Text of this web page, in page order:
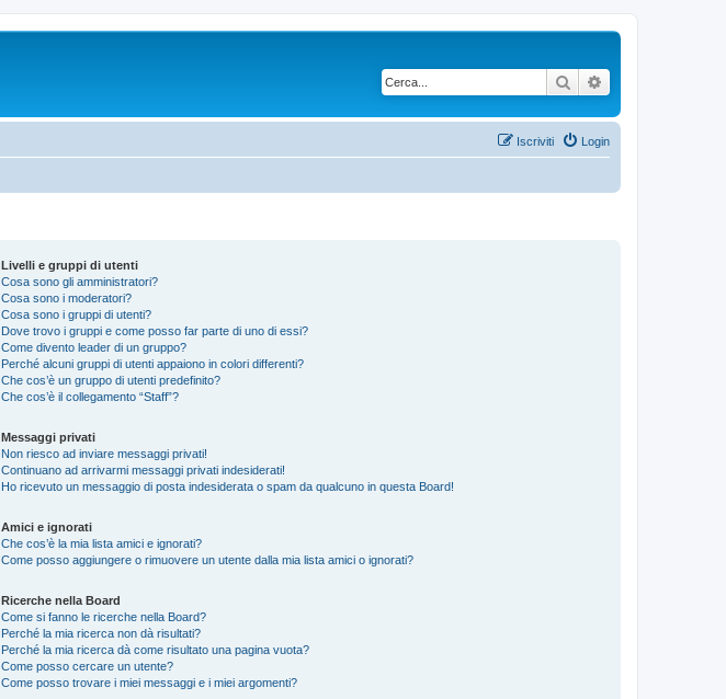
Cerca
Login
Iscriviti
Livelli e gruppi di utenti
Cosa sono gli amministratori?
Cosa sono i moderatori?
Cosa sono i gruppi di utenti?
Dove trovo i gruppi e come posso far parte di uno di essi?
Come divento leader di un gruppo?
Perché alcuni gruppi di utenti appaiono in colori differenti?
Che cos’è un gruppo di utenti predefinito?
Che cos’è il collegamento “Staff”?
Messaggi privati
Non riesco ad inviare messaggi privati!
Continuano ad arrivarmi messaggi privati indesiderati!
Ho ricevuto un messaggio di posta indesiderata o spam da qualcuno in questa Board!
Amici e ignorati
Che cos’è la mia lista amici e ignorati?
Come posso aggiungere o rimuovere un utente dalla mia lista amici o ignorati?
Ricerche nella Board
Come si fanno le ricerche nella Board?
Perché la mia ricerca non dà risultati?
Perché la mia ricerca dà come risultato una pagina vuota?
Come posso cercare un utente?
Come posso trovare i miei messaggi e i miei argomenti?